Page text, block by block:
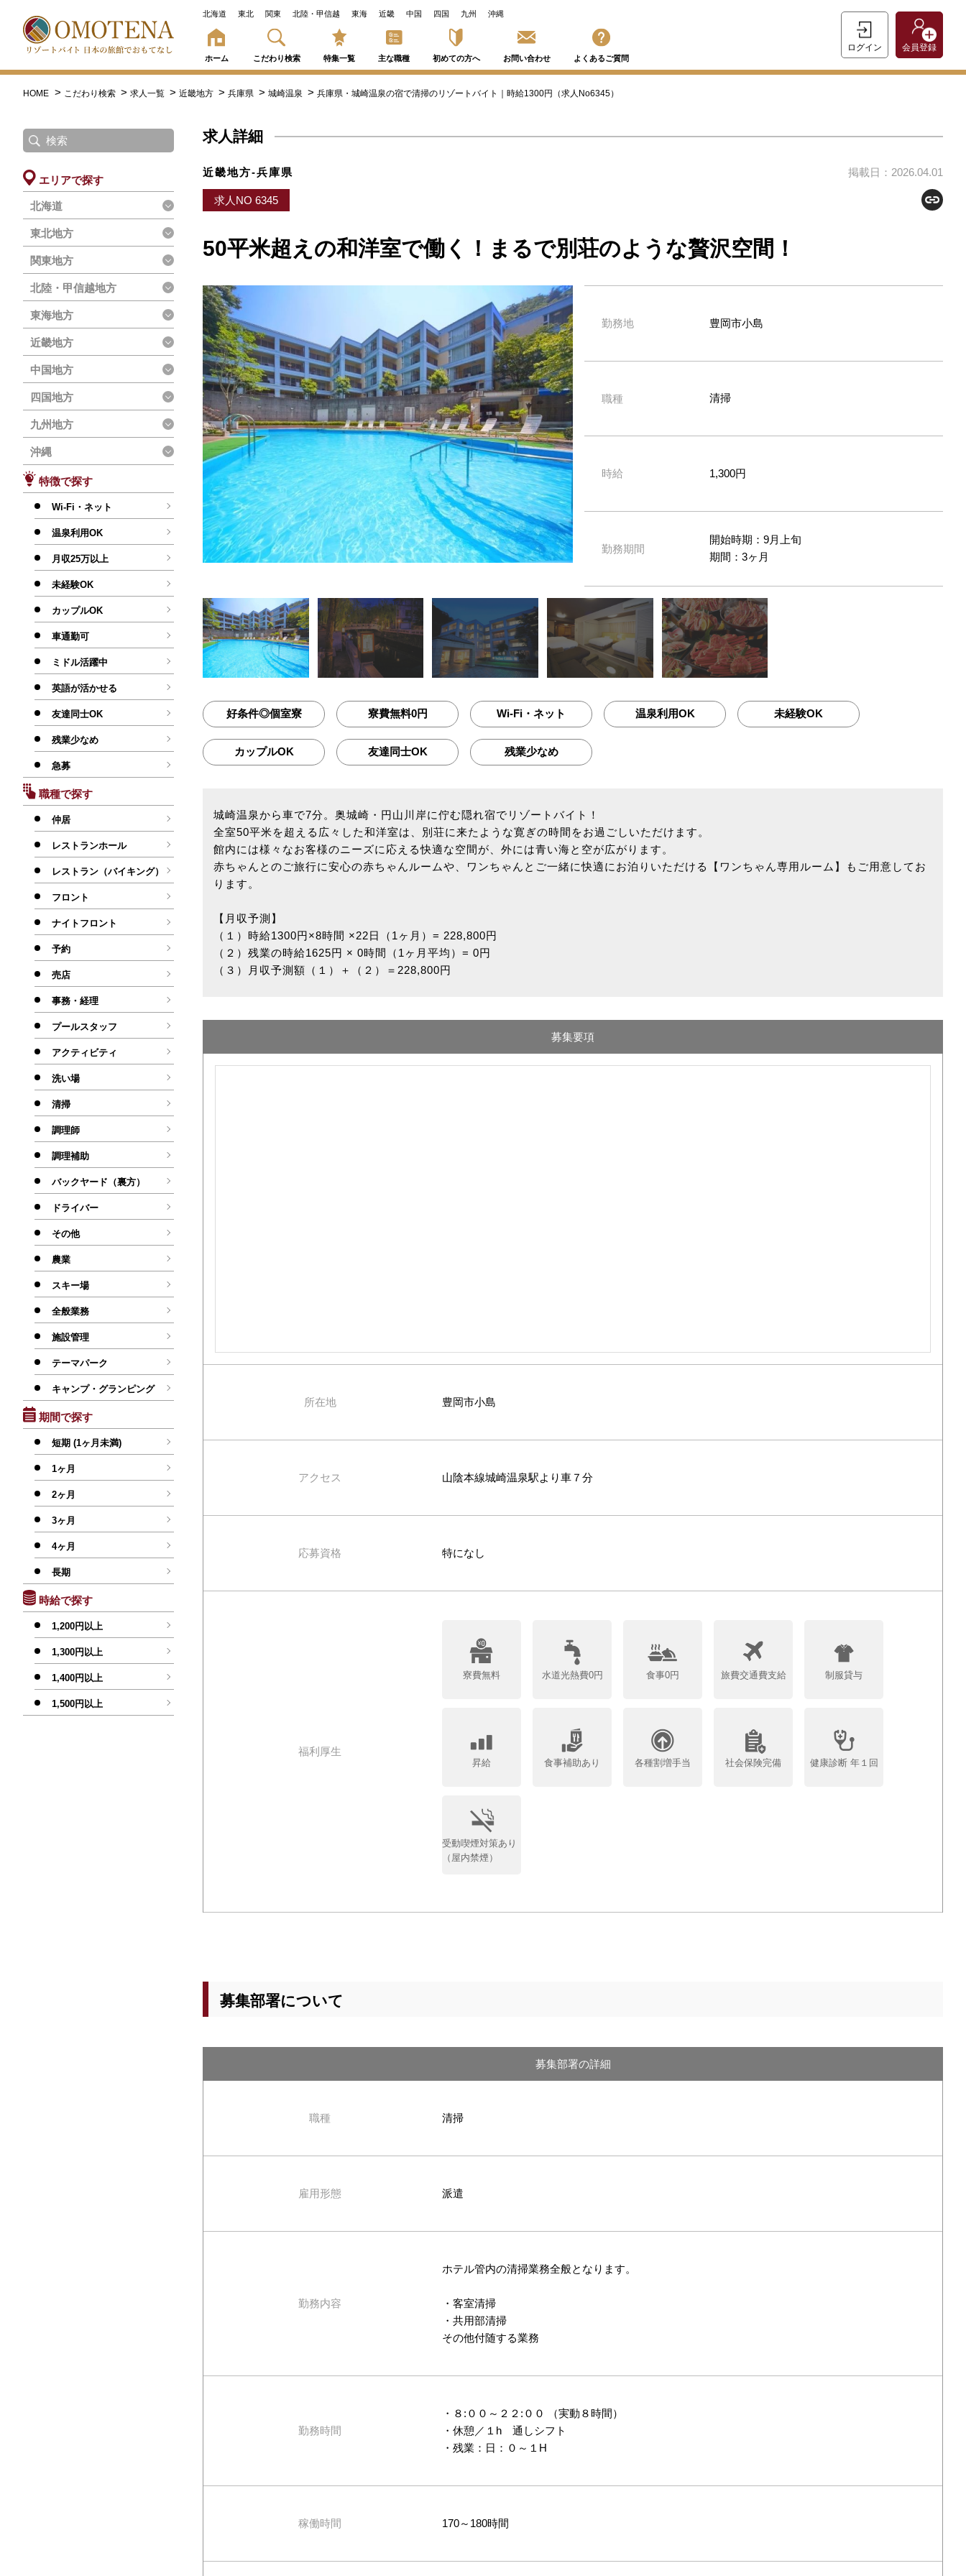
北海道 東北 関東 北陸・甲信越 東海 近畿 中国 四国 九州 沖縄
ホーム こだわり検索 特集一覧 主な職種 初めての方へ お問い合わせ よくあるご質問
ログイン 会員登録
HOME こだわり検索 求人一覧 近畿地方 兵庫県 城崎温泉 兵庫県・城崎温泉の宿で清掃のリゾートバイト｜時給1300円（求人No6345）
エリアで探す
北海道
東北地方
関東地方
北陸・甲信越地方
東海地方
近畿地方
中国地方
四国地方
九州地方
沖縄
特徴で探す
Wi-Fi・ネット
温泉利用OK
月収25万以上
未経験OK
カップルOK
車通勤可
ミドル活躍中
英語が活かせる
友達同士OK
残業少なめ
急募
職種で探す
仲居
レストランホール
レストラン（バイキング）
フロント
ナイトフロント
予約
売店
事務・経理
プールスタッフ
アクティビティ
洗い場
清掃
調理師
調理補助
バックヤード（裏方）
ドライバー
その他
農業
スキー場
全般業務
施設管理
テーマパーク
キャンプ・グランピング
期間で探す
短期 (1ヶ月未満)
1ヶ月
2ヶ月
3ヶ月
4ヶ月
長期
時給で探す
1,200円以上
1,300円以上
1,400円以上
1,500円以上
求人詳細
近畿地方-兵庫県 掲載日：2026.04.01
求人NO 6345
50平米超えの和洋室で働く！まるで別荘のような贅沢空間！
勤務地 豊岡市小島
職種 清掃
時給 1,300円
勤務期間
開始時期：9月上旬
期間：3ヶ月
好条件◎個室寮 寮費無料0円 Wi-Fi・ネット 温泉利用OK 未経験OK
カップルOK 友達同士OK 残業少なめ
城崎温泉から車で7分。奥城崎・円山川岸に佇む隠れ宿でリゾートバイト！
全室50平米を超える広々した和洋室は、別荘に来たような寛ぎの時間をお過ごしいただけます。
館内には様々なお客様のニーズに応える快適な空間が、外には青い海と空が広がります。
赤ちゃんとのご旅行に安心の赤ちゃんルームや、ワンちゃんとご一緒に快適にお泊りいただける【ワンちゃん専用ルーム】もご用意してお
ります。
【月収予測】
（１）時給1300円×8時間 ×22日（1ヶ月）= 228,800円
（２）残業の時給1625円 × 0時間（1ヶ月平均）= 0円
（３）月収予測額（１）＋（２）＝228,800円
募集要項
所在地 豊岡市小島
アクセス 山陰本線城崎温泉駅より車７分
応募資格 特になし
福利厚生
寮費無料 水道光熱費0円 食事0円 旅費交通費支給 制服貸与
昇給 食事補助あり 各種割増手当 社会保険完備 健康診断 年１回
受動喫煙対策あり
（屋内禁煙）
募集部署について
募集部署の詳細
職種 清掃
雇用形態 派遣
勤務内容
ホテル管内の清掃業務全般となります。
・客室清掃
・共用部清掃
その他付随する業務
勤務時間
・８:００～２２:００ （実動８時間）
・休憩／１h 通しシフト
・残業：日：０～１H
稼働時間 170～180時間